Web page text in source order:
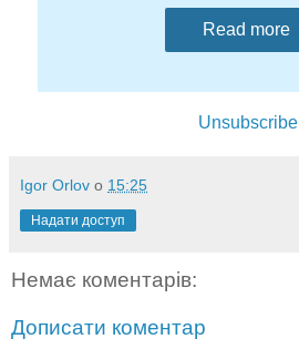
Read more
Unsubscribe
Igor Orlov о 15:25
Надати доступ
Немає коментарів:
Дописати коментар